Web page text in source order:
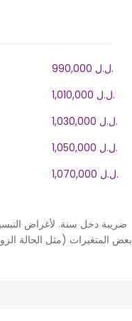
990,000 ل.ل.‎
1,010,000 ل.ل.‎
1,030,000 ل.ل.‎
1,050,000 ل.ل.‎
1,070,000 ل.ل.‎
بعض المتغيرات (مثل الحالة